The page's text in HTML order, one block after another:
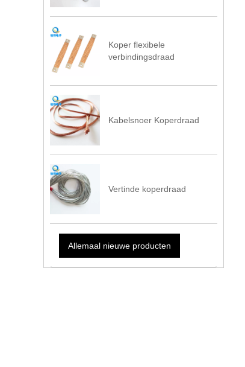
Koper flexibele
verbindingsdraad
Kabelsnoer Koperdraad
Vertinde koperdraad
Allemaal nieuwe producten